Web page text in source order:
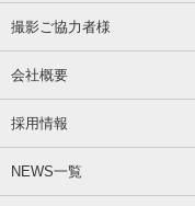
撮影ご協力者様
会社概要
採用情報
NEWS一覧